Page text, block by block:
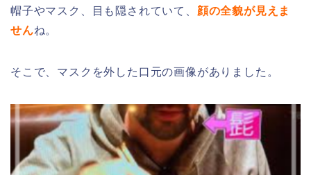
帽子やマスク、目も隠されていて、 顔の全貌が見えま
せんね。
そこで、マスクを外した口元の画像がありました。